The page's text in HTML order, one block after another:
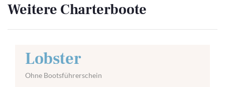
Weitere Charterboote
Lobster
Ohne Bootsführerschein